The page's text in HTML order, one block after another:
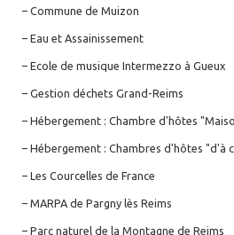
– Commune de Muizon
– Eau et Assainissement
– Ecole de musique Intermezzo à Gueux
– Gestion déchets Grand-Reims
– Hébergement : Chambre d'hôtes
– Hébergement : Chambres d'hôtes "d'à
– Les Courcelles de France
– MARPA de Pargny lès Reims
– Parc naturel de la Montagne de Reims